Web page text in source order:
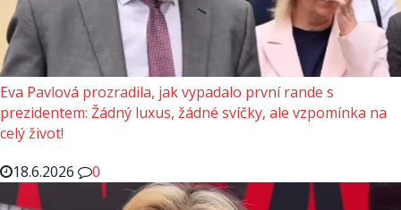
Eva Pavlová prozradila, jak vypadalo první rande s
prezidentem: Žádný luxus, žádné svíčky, ale vzpomínka na
celý život!
18.6.2026
0